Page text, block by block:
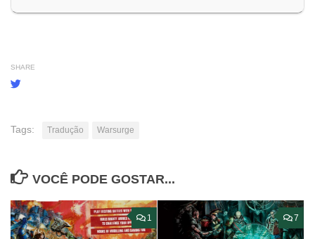
SHARE
Tags: Tradução Warsurge
VOCÊ PODE GOSTAR...
1 7